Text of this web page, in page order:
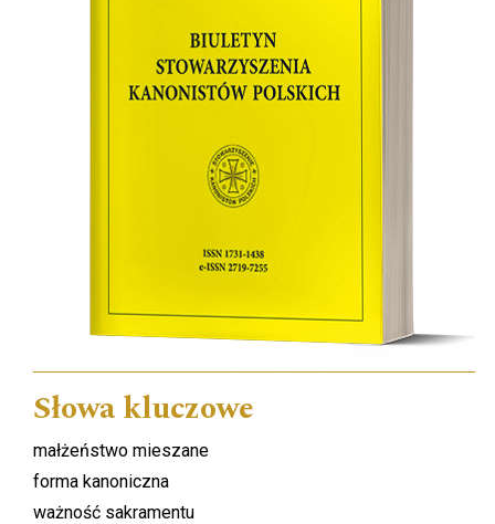
Słowa kluczowe
małżeństwo mieszane
forma kanoniczna
ważność sakramentu